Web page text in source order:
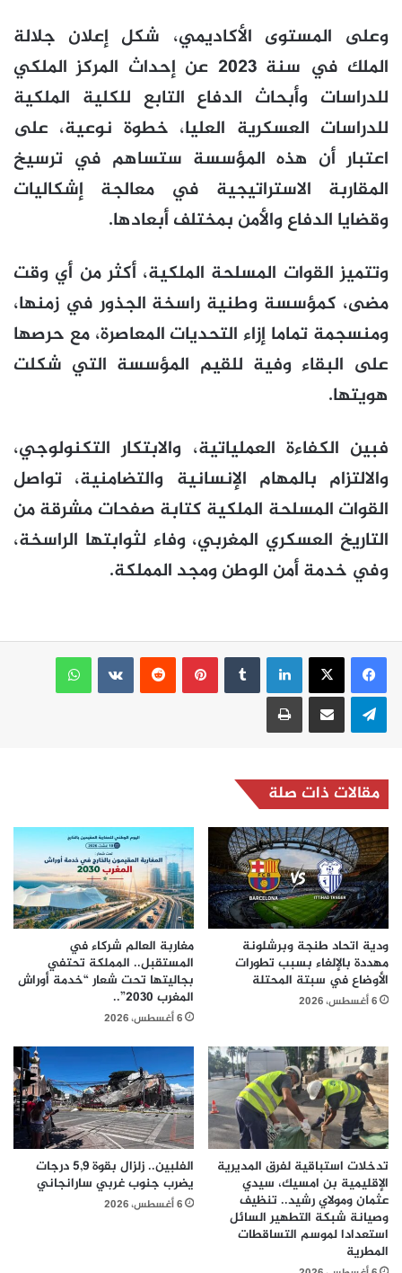
وعلى المستوى الأكاديمي، شكل إعلان جلالة
الملك في سنة 2023 عن إحداث المركز الملكي
للدراسات وأبحاث الدفاع التابع للكلية الملكية
للدراسات العسكرية العليا، خطوة نوعية، على
اعتبار أن هذه المؤسسة ستساهم في ترسيخ
المقاربة الاستراتيجية في معالجة إشكاليات
وقضايا الدفاع والأمن بمختلف أبعادها.
وتتميز القوات المسلحة الملكية، أكثر من أي وقت
مضى، كمؤسسة وطنية راسخة الجذور في زمنها،
ومنسجمة تماما إزاء التحديات المعاصرة، مع حرصها
على البقاء وفية للقيم المؤسسة التي شكلت
هويتها.
فبين الكفاءة العملياتية، والابتكار التكنولوجي،
والالتزام بالمهام الإنسانية والتضامنية، تواصل
القوات المسلحة الملكية كتابة صفحات مشرقة من
التاريخ العسكري المغربي، وفاء لثوابتها الراسخة،
وفي خدمة أمن الوطن ومجد المملكة.
لينكدإن بينتيريست
واتساب
تيلقرام مشاركة عبر البريد طباعة
مقالات ذات صلة
ودية اتحاد طنجة وبرشلونة
مهددة بالإلغاء بسبب تطورات
الأوضاع في سبتة المحتلة
6 أغسطس، 2026
مغاربة العالم شركاء في
المستقبل.. المملكة تحتفي
بجاليتها تحت شعار “خدمة أوراش
المغرب 2030”..
6 أغسطس، 2026
تدخلات استباقية لفرق المديرية
الإقليمية بن امسيك، سيدي
عثمان ومولاي رشيد.. تنظيف
وصيانة شبكة التطهير السائل
استعدادا لموسم التساقطات
المطرية
الفلبين.. زلزال بقوة 5,9 درجات
يضرب جنوب غربي سارانجاني
6 أغسطس، 2026